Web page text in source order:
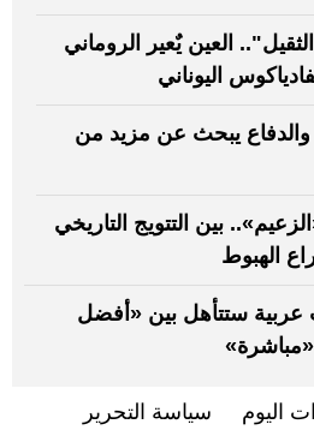
العين يٌعير الروماني
اليوناني
والدفاع يبحث عن مزيد من
بين التتويج التاريخي
الهبوط
عربية ستتأهل بين «أفضل
اليوم سياسة التحرير